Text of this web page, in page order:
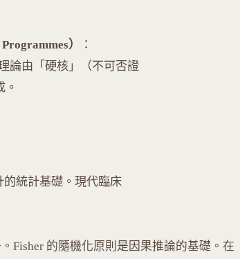
）
：
論由「硬核」（不可否證
。
的統計基礎。現代臨床
Fisher 的隨機化原則是因果推論的基礎。在